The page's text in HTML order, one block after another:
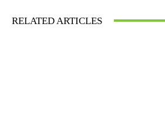
RELATED ARTICLES